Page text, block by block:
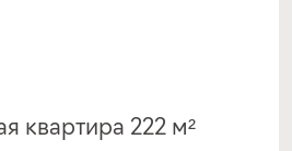
квартира 222 м²